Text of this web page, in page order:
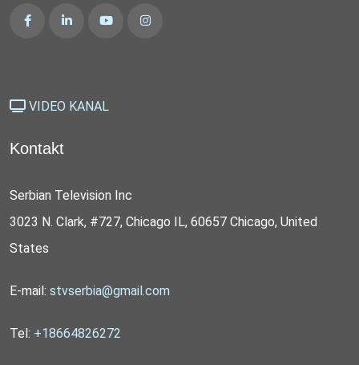
VIDEO KANAL
Kontakt
Serbian Television Inc
3023 N. Clark, #727, Chicago IL, 60657 Chicago, United
States
E-mail: stvserbia@gmail.com
Tel: +18664826272